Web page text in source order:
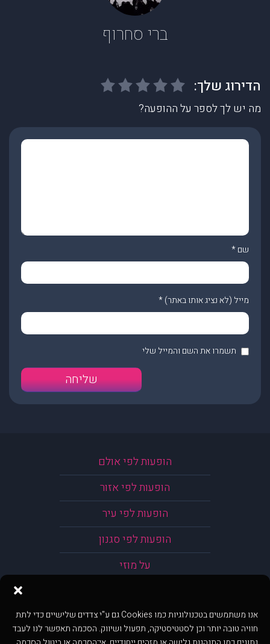
אנו משתמשים בטכנולוגיות כמו Cookies גם ע"י צדדים שלישיים כדי לתת
חוויה טובה יותר וכן לסטטיסטיקה, תפעול ושיווק. הסכמה תאפשר לנו לעבד
ברי סחרוף
מה יש לך לספר על ההופעה?
שם*
מייל (לא נציג אותו באתר)*
תשמרו את השם והמייל שלי
הופעות לפי אולם
הופעות לפי אזור
הופעות לפי עיר
הופעות לפי סגנון
על מוזי